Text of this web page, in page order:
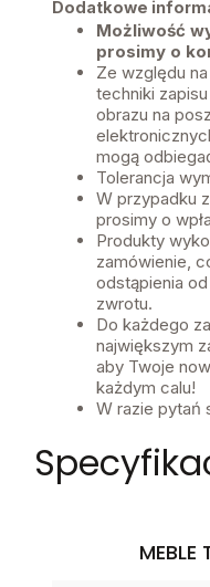
Dodatkowe
Możliwość
prosimy o
Ze względu
techniki
obrazu na
mogą
Tolerancja
W przypadku
prosimy o
Produkty
zamówienie,
odstąpienia
zwrotu.
Do każdego
największym
aby Twoje
każdym calu!
W razie pytań
MEBLE